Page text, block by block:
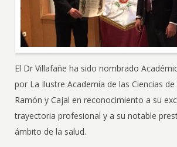
El Dr Villafañe ha sido nombrado
por La Ilustre Academia de las Ciencias de
Ramón y Cajal en reconocimiento a su
trayectoria profesional y a su notable
ámbito de la salud.